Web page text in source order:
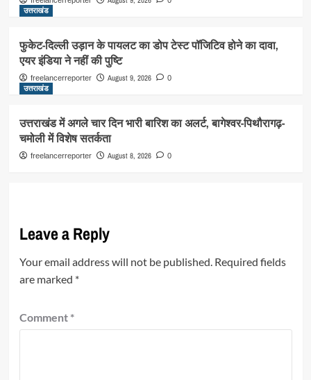
उत्तराखंड
फुकेट-दिल्ली उड़ान के पायलट का डोप टेस्ट पॉजिटिव होने का दावा,
एयर इंडिया ने नहीं की पुष्टि
freelancerreporter August 9, 2026 0
उत्तराखंड
उत्तराखंड में अगले चार दिन भारी बारिश का अलर्ट, बागेश्वर-पिथौरागढ़-
चमोली में विशेष सतर्कता
freelancerreporter August 8, 2026 0
Leave a Reply
Your email address will not be published. Required fields
are marked *
Comment *